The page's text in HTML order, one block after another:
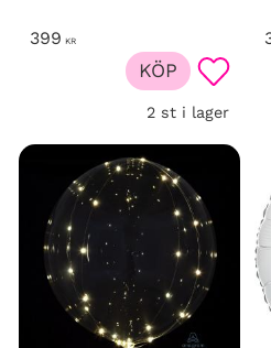
399 KR
Lägg
2 st i lager
KÖP